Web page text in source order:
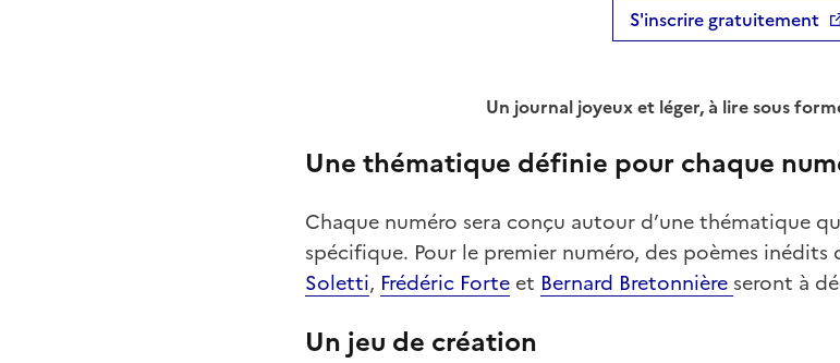
S'inscrire gratuitement
Un journal joyeux et léger, à lire sous
Une thématique définie pour chaque
Chaque numéro sera conçu autour d’une thématique
spécifique. Pour le premier numéro, des poèmes inédits
Soletti, Frédéric Forte et Bernard Bretonnière seront à
Un jeu de création